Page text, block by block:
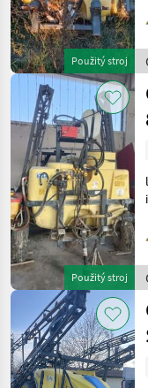
Použitý stroj
Použitý stroj